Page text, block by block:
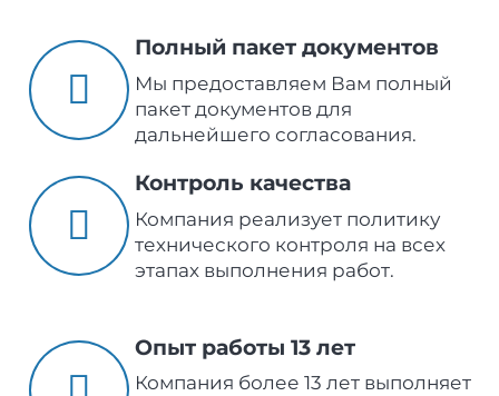
Полный пакет документов
Мы предоставляем Вам полный
пакет документов для
дальнейшего согласования.
Контроль качества
Компания реализует политику
технического контроля на всех
этапах выполнения работ.
Опыт работы 13 лет
Компания более 13 лет выполняет